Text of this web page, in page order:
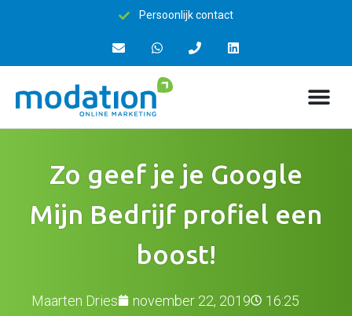
15+ jaar ervaring
Zo geef je je Google
Mijn Bedrijf profiel een
boost!
Maarten Dries november 22, 2019 16:25